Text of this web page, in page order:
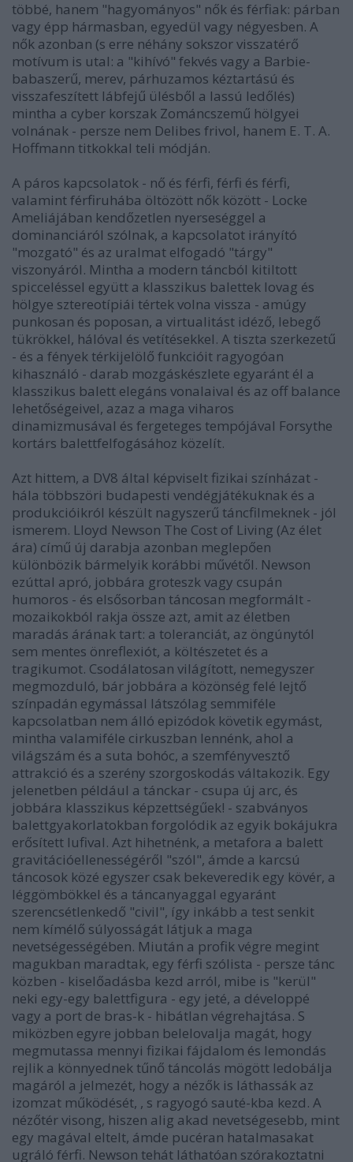
többé, hanem "hagyományos" nők és férfiak: párban
vagy épp hármasban, egyedül vagy négyesben. A
nők azonban (s erre néhány sokszor visszatérő
motívum is utal: a "kihívó" fekvés vagy a Barbie-
babaszerű, merev, párhuzamos kéztartású és
visszafeszített lábfejű ülésből a lassú ledőlés)
mintha a cyber korszak Zománcszemű hölgyei
volnának - persze nem Delibes frivol, hanem E. T. A.
Hoffmann titkokkal teli módján.
A páros kapcsolatok - nő és férfi, férfi és férfi,
valamint férfiruhába öltözött nők között - Locke
Ameliájában kendőzetlen nyerseséggel a
dominanciáról szólnak, a kapcsolatot irányító
"mozgató" és az uralmat elfogadó "tárgy"
viszonyáról. Mintha a modern táncból kitiltott
spicceléssel együtt a klasszikus balettek lovag és
hölgye sztereotípiái tértek volna vissza - amúgy
punkosan és poposan, a virtualitást idéző, lebegő
tükrökkel, hálóval és vetítésekkel. A tiszta szerkezetű
- és a fények térkijelölő funkcióit ragyogóan
kihasználó - darab mozgáskészlete egyaránt él a
klasszikus balett elegáns vonalaival és az off balance
lehetőségeivel, azaz a maga viharos
dinamizmusával és fergeteges tempójával Forsythe
kortárs balettfelfogásához közelít.
Azt hittem, a DV8 által képviselt fizikai színházat -
hála többszöri budapesti vendégjátékuknak és a
produkcióikról készült nagyszerű táncfilmeknek - jól
ismerem. Lloyd Newson The Cost of Living (Az élet
ára) című új darabja azonban meglepően
különbözik bármelyik korábbi művétől. Newson
ezúttal apró, jobbára groteszk vagy csupán
humoros - és elsősorban táncosan megformált -
mozaikokból rakja össze azt, amit az életben
maradás árának tart: a toleranciát, az öngúnytól
sem mentes önreflexiót, a költészetet és a
tragikumot. Csodálatosan világított, nemegyszer
megmozduló, bár jobbára a közönség felé lejtő
színpadán egymással látszólag semmiféle
kapcsolatban nem álló epizódok követik egymást,
mintha valamiféle cirkuszban lennénk, ahol a
világszám és a suta bohóc, a szemfényvesztő
attrakció és a szerény szorgoskodás váltakozik. Egy
jelenetben például a tánckar - csupa új arc, és
jobbára klasszikus képzettségűek! - szabványos
balettgyakorlatokban forgolódik az egyik bokájukra
erősített lufival. Azt hihetnénk, a metafora a balett
gravitációellenességéről "szól", ámde a karcsú
táncosok közé egyszer csak bekeveredik egy kövér, a
léggömbökkel és a táncanyaggal egyaránt
szerencsétlenkedő "civil", így inkább a test senkit
nem kímélő súlyosságát látjuk a maga
nevetségességében. Miután a profik végre megint
magukban maradtak, egy férfi szólista - persze tánc
közben - kiselőadásba kezd arról, mibe is "kerül"
neki egy-egy balettfigura - egy jeté, a développé
vagy a port de bras-k - hibátlan végrehajtása. S
miközben egyre jobban belelovalja magát, hogy
megmutassa mennyi fizikai fájdalom és lemondás
rejlik a könnyednek tűnő táncolás mögött ledobálja
magáról a jelmezét, hogy a nézők is láthassák az
izomzat működését, , s ragyogó sauté-kba kezd. A
nézőtér visong, hiszen alig akad nevetségesebb, mint
egy magával eltelt, ámde pucéran hatalmasakat
ugráló férfi. Newson tehát láthatóan szórakoztatni